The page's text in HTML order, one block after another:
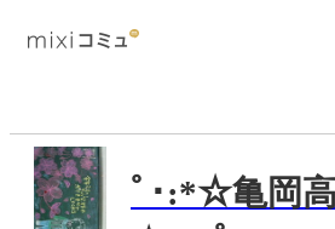
ﾟ･:*☆亀岡高